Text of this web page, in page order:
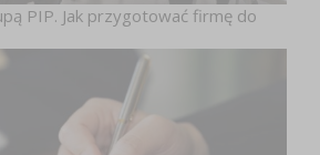
PIP. Jak przygotować firmę do